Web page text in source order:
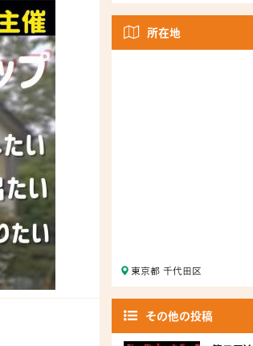
所在地
東京都 千代田区
その他の投稿